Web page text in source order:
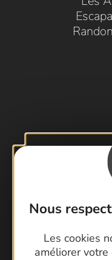
Nous
Les cookies
améliorer